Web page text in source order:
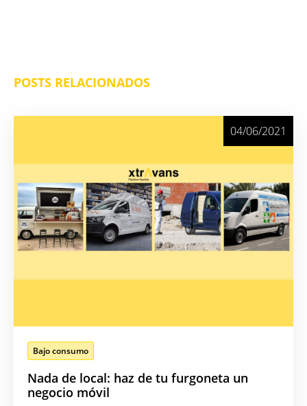
POSTS RELACIONADOS
Bajo consumo
Nada de local: haz de tu furgoneta un
negocio móvil
04/06/2021